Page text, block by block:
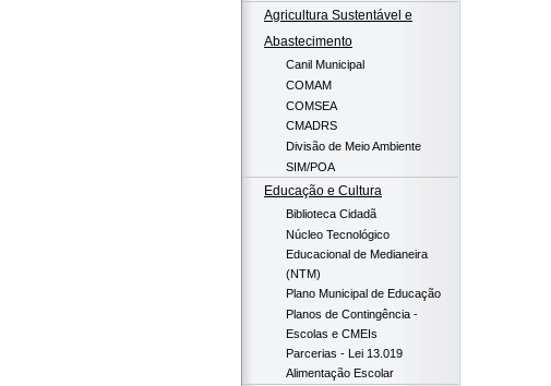
Agricultura Sustentável e
Abastecimento
Canil Municipal
COMAM
COMSEA
CMADRS
Divisão de Meio Ambiente
SIM/POA
Educação e Cultura
Biblioteca Cidadã
Núcleo Tecnológico
Educacional de Medianeira
(NTM)
Plano Municipal de Educação
Planos de Contingência -
Escolas e CMEIs
Parcerias - Lei 13.019
Alimentação Escolar